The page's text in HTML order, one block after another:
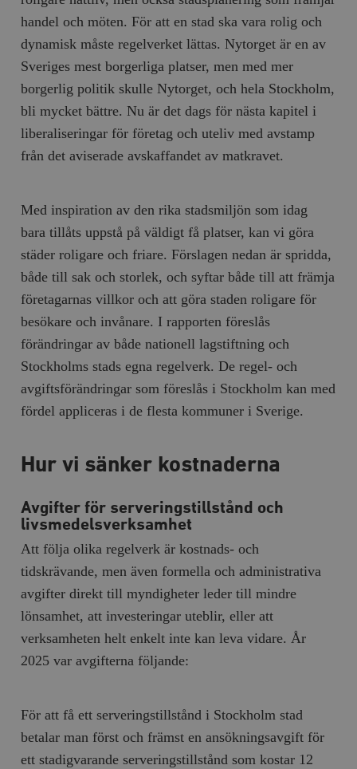
handel och möten. För att en stad ska vara rolig och
dynamisk måste regelverket lättas. Nytorget är en av
Sveriges mest borgerliga platser, men med mer
borgerlig politik skulle Nytorget, och hela Stockholm,
bli mycket bättre. Nu är det dags för nästa kapitel i
liberaliseringar för företag och uteliv med avstamp
från det aviserade avskaffandet av matkravet.
Med inspiration av den rika stadsmiljön som idag
bara tillåts uppstå på väldigt få platser, kan vi göra
städer roligare och friare. Förslagen nedan är spridda,
både till sak och storlek, och syftar både till att främja
företagarnas villkor och att göra staden roligare för
besökare och invånare. I rapporten föreslås
förändringar av både nationell lagstiftning och
Stockholms stads egna regelverk. De regel- och
avgiftsförändringar som föreslås i Stockholm kan med
fördel appliceras i de flesta kommuner i Sverige.
Hur vi sänker kostnaderna
Avgifter för serveringstillstånd och
livsmedelsverksamhet
Att följa olika regelverk är kostnads- och
tidskrävande, men även formella och administrativa
avgifter direkt till myndigheter leder till mindre
lönsamhet, att investeringar uteblir, eller att
verksamheten helt enkelt inte kan leva vidare. År
2025 var avgifterna följande:
För att få ett serveringstillstånd i Stockholm stad
betalar man först och främst en ansökningsavgift för
ett stadigvarande serveringstillstånd som kostar 12